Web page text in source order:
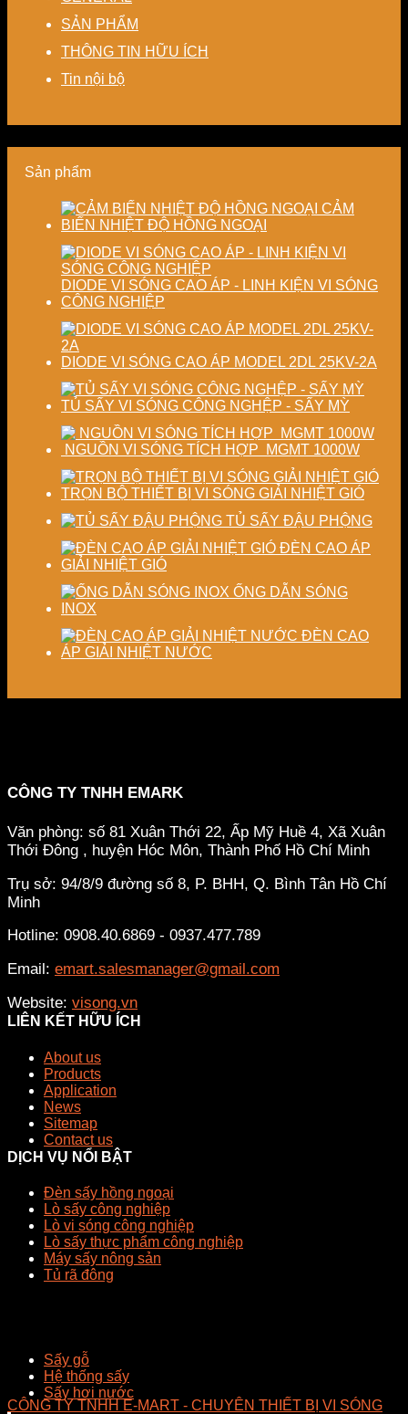
nhà
máy
nâng
thành
chi
phí
sản
năng
chất
lượng
phẩm
nhiệt
–
Giải
pháp
tiết
kiệm
lượng
định
lượng
sấy
nghiệp
SẢN PHẨM
THÔNG TIN HỮU ÍCH
Tin nội bộ
Sản phẩm
CẢM
BIẾN NHIỆT ĐỘ HỒNG NGOẠI
DIODE VI SÓNG CAO ÁP - LINH KIỆN VI SÓNG
CÔNG NGHIỆP
DIODE VI SÓNG CAO ÁP MODEL 2DL 25KV-2A
TỦ SẤY VI SÓNG CÔNG NGHỆP - SẤY MỲ
NGUỒN VI SÓNG TÍCH HỢP MGMT 1000W
TRỌN BỘ THIẾT BỊ VI SÓNG GIẢI NHIỆT GIÓ
TỦ SẤY ĐẬU PHỘNG
ĐÈN CAO ÁP
GIẢI NHIỆT GIÓ
ỐNG DẪN SÓNG
INOX
ĐÈN CAO
ÁP GIẢI NHIỆT NƯỚC
CÔNG TY TNHH EMARK
Văn phòng: số 81 Xuân Thới 22, Ấp Mỹ Huề 4, Xã Xuân
Thới Đông , huyện Hóc Môn, Thành Phố Hồ Chí Minh
Trụ sở: 94/8/9 đường số 8, P. BHH, Q. Bình Tân Hồ Chí
Minh
Hotline: 0908.40.6869 - 0937.477.789
Email: emart.salesmanager@gmail.com
Website: visong.vn
LIÊN KẾT HỮU ÍCH
About us
Products
Application
News
Sitemap
Contact us
DỊCH VỤ NỔI BẬT
Đèn sấy hồng ngoại
Lò sấy công nghiệp
Lò vi sóng công nghiệp
Lò sấy thực phẩm công nghiệp
Máy sấy nông sản
Tủ rã đông
Sấy gỗ
Hệ thống sấy
Sấy hơi nước
CÔNG TY TNHH E-MART - CHUYÊN THIẾT BỊ VI SÓNG